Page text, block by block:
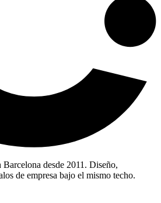
desde 2011. Diseño,
de empresa bajo el mismo techo.